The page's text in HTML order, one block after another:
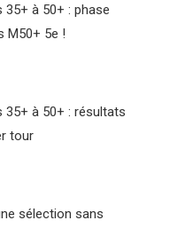
à 50+ : phase
M50+ 5e !
35+ à 50+ : résultats
tour
sélection sans